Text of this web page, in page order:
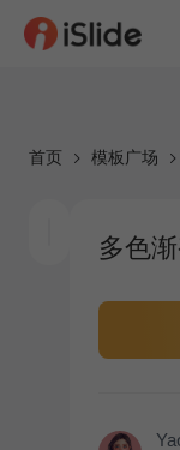
首页 模板广场
多色